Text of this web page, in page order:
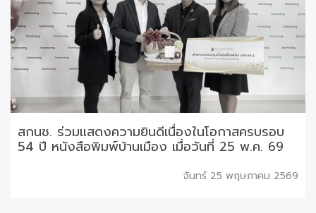
สกนช. ร่วมแสดงความยินดีเนื่องในโอกาสครบรอบ
54 ปี หนังสือพิมพ์บ้านเมือง เมื่อวันที่ 25 พ.ค. 69
จันทร์ 25 พฤษภาคม 2569